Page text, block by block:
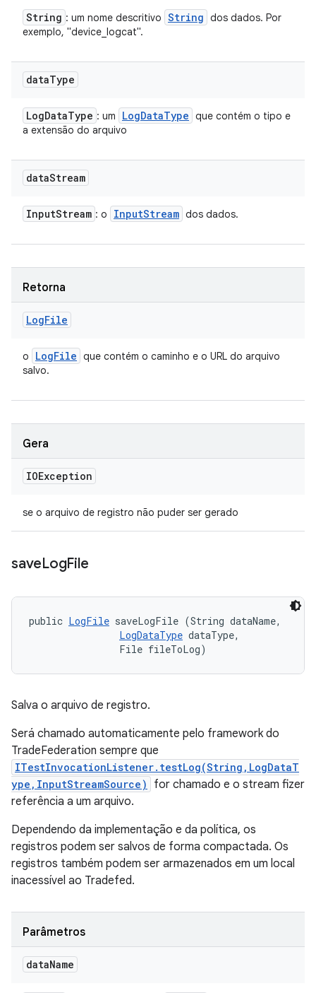
String : um nome descritivo String dos dados. Por
exemplo, "device_logcat".
dataType
LogDataType : um LogDataType que contém o tipo e
a extensão do arquivo
dataStream
InputStream : o InputStream dos dados.
Retorna
LogFile
o LogFile que contém o caminho e o URL do arquivo
salvo.
Gera
IOException
se o arquivo de registro não puder ser gerado
saveLogFile
public LogFile saveLogFile (String dataName,
LogDataType dataType,
                File fileToLog)
Salva o arquivo de registro.
Será chamado automaticamente pelo framework do
TradeFederation sempre que
ITestInvocationListener.testLog(String,LogDataT
ype,InputStreamSource)
for chamado e o stream fizer
referência a um arquivo.
Dependendo da implementação e da política, os
registros podem ser salvos de forma compactada. Os
registros também podem ser armazenados em um local
inacessível ao Tradefed.
Parâmetros
dataName